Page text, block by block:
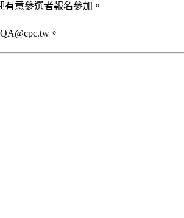
意參選者報名參加。
。